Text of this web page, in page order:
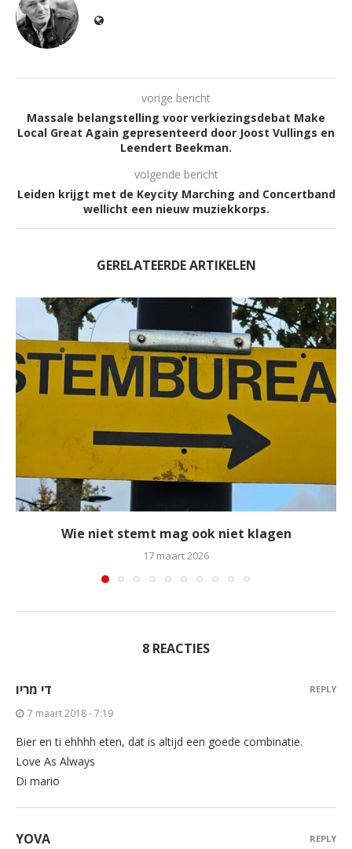
vorige bericht
Massale belangstelling voor verkiezingsdebat Make
Local Great Again gepresenteerd door Joost Vullings en
Leendert Beekman.
volgende bericht
Leiden krijgt met de Keycity Marching and Concertband
wellicht een nieuw muziekkorps.
GERELATEERDE ARTIKELEN
Wie niet stemt mag ook niet klagen
17 maart 2026
8 REACTIES
די מריו
7 maart 2018 - 7:19
Bier en ti ehhhh eten, dat is altijd een goede combinatie.
Love As Always
Di mario
REPLY
YOVA REPLY